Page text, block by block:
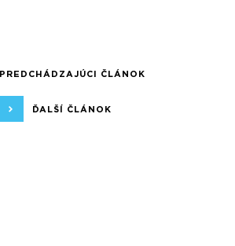
PREDCHÁDZAJÚCI ČLÁNOK
ĎALŠÍ ČLÁNOK